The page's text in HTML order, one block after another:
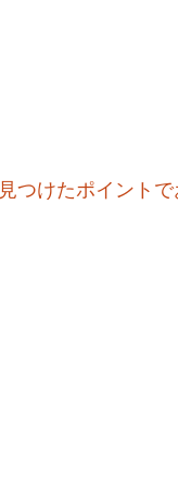
見つけたポイント